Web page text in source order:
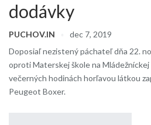
dodávky
PUCHOV.IN dec 7, 2019
Doposiaľ nezistený páchateľ dňa 22.
oproti Materskej škole na Mládežníckej
večerných hodinách horľavou látkou
Peugeot Boxer.